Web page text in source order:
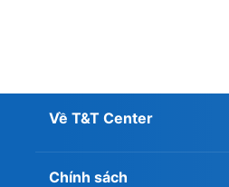
Về T&T Center
Chính sách